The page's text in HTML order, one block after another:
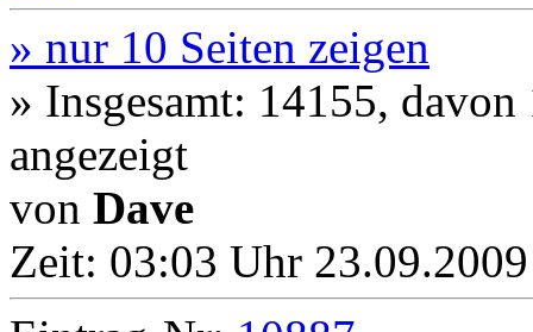
» nur 10 Seiten zeigen
» Insgesamt: 14155,
angezeigt
von Dave
Zeit: 03:03 Uhr